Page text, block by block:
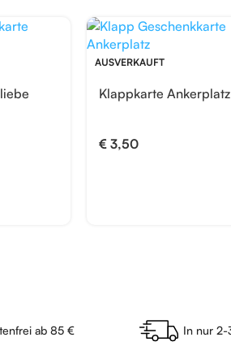
AUSVERKAUFT
Klappkarte Ankerplatz
€ 3,50
ab 85 € In nur 2-